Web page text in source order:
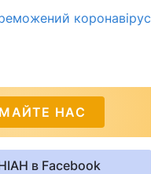
коронавірус
НАС
в Facebook